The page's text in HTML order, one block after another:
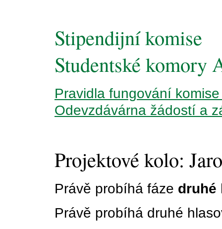
Stipendijní komise
Studentské komory
Pravidla fungování
Odevzdávárna žádostí a
Projektové kolo:
Právě probíhá fáze druhé
Právě probíhá druhé